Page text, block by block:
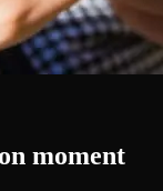
moment